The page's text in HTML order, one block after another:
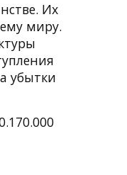
Их
миру.
убытки